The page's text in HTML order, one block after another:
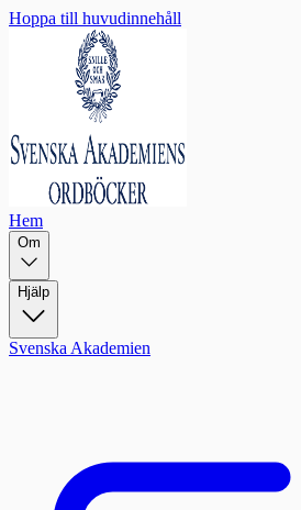
Hoppa till huvudinnehåll
Hem
Om
Hjälp
Svenska Akademien